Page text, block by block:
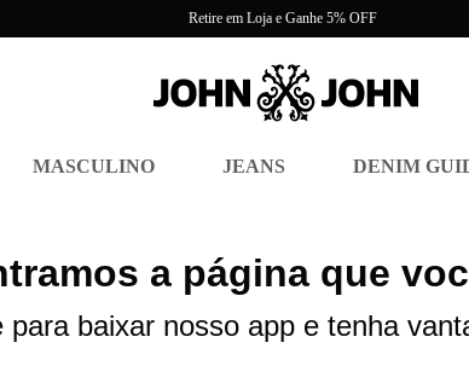
Retire em Loja e Ganhe 5% OFF
MASCULINO JEANS DENIM
a página que
para baixar nosso app e tenha